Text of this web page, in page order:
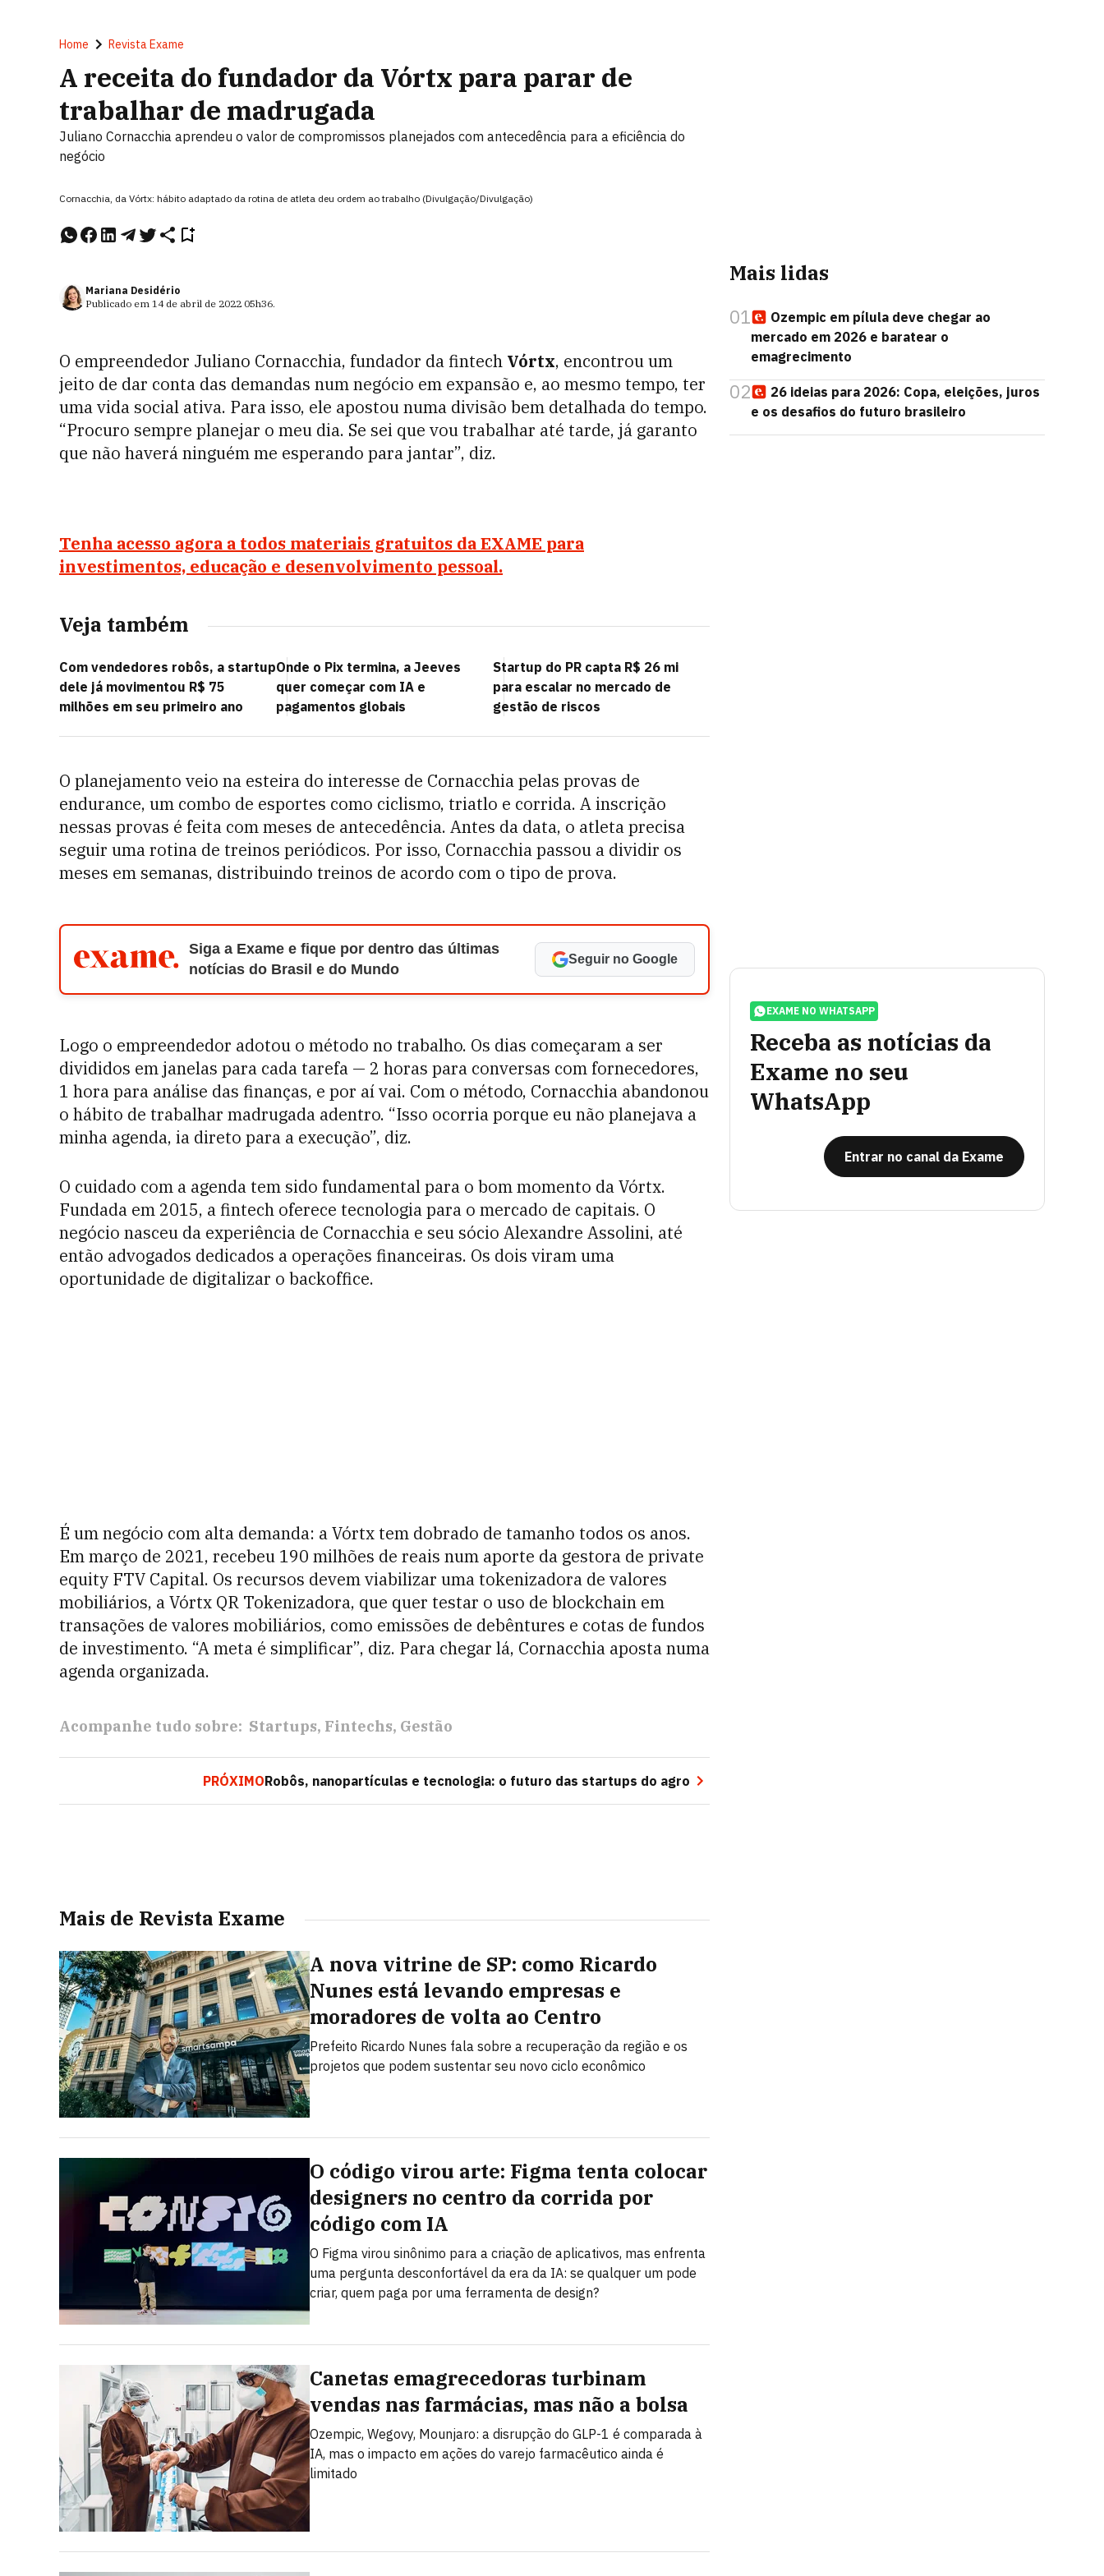
Home Revista Exame
A receita do fundador da Vórtx para parar de
trabalhar de madrugada
Juliano Cornacchia aprendeu o valor de compromissos planejados com antecedência para a eficiência do
negócio
Cornacchia, da Vórtx: hábito adaptado da rotina de atleta deu ordem ao trabalho (Divulgação/Divulgação)
Mariana Desidério
Publicado em 14 de abril de 2022 05h36.
O empreendedor Juliano Cornacchia, fundador da fintech Vórtx, encontrou um
jeito de dar conta das demandas num negócio em expansão e, ao mesmo tempo, ter
uma vida social ativa. Para isso, ele apostou numa divisão bem detalhada do tempo.
“Procuro sempre planejar o meu dia. Se sei que vou trabalhar até tarde, já garanto
que não haverá ninguém me esperando para jantar”, diz.
Tenha acesso agora a todos materiais gratuitos da EXAME para
investimentos, educação e desenvolvimento pessoal.
Veja também
Com vendedores robôs, a startup
dele já movimentou R$ 75
milhões em seu primeiro ano
Onde o Pix termina, a Jeeves
quer começar com IA e
pagamentos globais
Startup do PR capta R$ 26 mi
para escalar no mercado de
gestão de riscos
O planejamento veio na esteira do interesse de Cornacchia pelas provas de
endurance, um combo de esportes como ciclismo, triatlo e corrida. A inscrição
nessas provas é feita com meses de antecedência. Antes da data, o atleta precisa
seguir uma rotina de treinos periódicos. Por isso, Cornacchia passou a dividir os
meses em semanas, distribuindo treinos de acordo com o tipo de prova.
Siga a Exame e fique por dentro das últimas
notícias do Brasil e do Mundo
Seguir no Google
Logo o empreendedor adotou o método no trabalho. Os dias começaram a ser
divididos em janelas para cada tarefa — 2 horas para conversas com fornecedores,
1 hora para análise das finanças, e por aí vai. Com o método, Cornacchia abandonou
o hábito de trabalhar madrugada adentro. “Isso ocorria porque eu não planejava a
minha agenda, ia direto para a execução”, diz.
O cuidado com a agenda tem sido fundamental para o bom momento da Vórtx.
Fundada em 2015, a fintech oferece tecnologia para o mercado de capitais. O
negócio nasceu da experiência de Cornacchia e seu sócio Alexandre Assolini, até
então advogados dedicados a operações financeiras. Os dois viram uma
oportunidade de digitalizar o backoffice.
É um negócio com alta demanda: a Vórtx tem dobrado de tamanho todos os anos.
Em março de 2021, recebeu 190 milhões de reais num aporte da gestora de private
equity FTV Capital. Os recursos devem viabilizar uma tokenizadora de valores
mobiliários, a Vórtx QR Tokenizadora, que quer testar o uso de blockchain em
transações de valores mobiliários, como emissões de debêntures e cotas de fundos
de investimento. “A meta é simplificar”, diz. Para chegar lá, Cornacchia aposta numa
agenda organizada.
Acompanhe tudo sobre: Startups Fintechs Gestão
PRÓXIMORobôs, nanopartículas e tecnologia: o futuro das startups do agro
Mais de Revista Exame
A nova vitrine de SP: como Ricardo
Nunes está levando empresas e
moradores de volta ao Centro
Prefeito Ricardo Nunes fala sobre a recuperação da região e os
projetos que podem sustentar seu novo ciclo econômico
O código virou arte: Figma tenta colocar
designers no centro da corrida por
código com IA
O Figma virou sinônimo para a criação de aplicativos, mas enfrenta
uma pergunta desconfortável da era da IA: se qualquer um pode
criar, quem paga por uma ferramenta de design?
Canetas emagrecedoras turbinam
vendas nas farmácias, mas não a bolsa
Ozempic, Wegovy, Mounjaro: a disrupção do GLP-1 é comparada à
IA, mas o impacto em ações do varejo farmacêutico ainda é
limitado
Mais lidas
01
Ozempic em pílula deve chegar ao
mercado em 2026 e baratear o
emagrecimento
02
26 ideias para 2026: Copa, eleições, juros
e os desafios do futuro brasileiro
EXAME NO WHATSAPP
Receba as notícias da
Exame no seu
WhatsApp
Entrar no canal da Exame